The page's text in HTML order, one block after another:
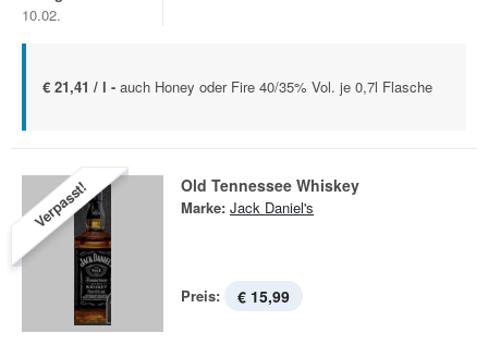
10.02.
€ 21,41 / l - auch Honey oder Fire 40/35% Vol. je 0,7l Flasche
Verpasst! Old Tennessee Whiskey
Marke: Jack Daniel's
Preis: € 15,99